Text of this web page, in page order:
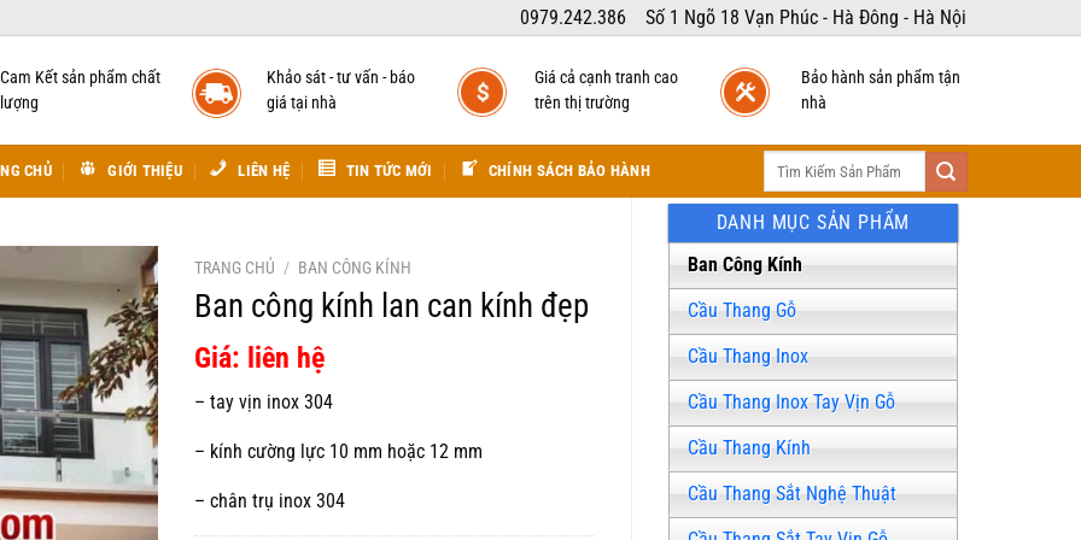
0979.242.386 Số 1 Ngõ 18 Vạn Phúc - Hà Đông - Hà Nội
Cam Kết sản phẩm chất
lượng
Khảo sát - tư vấn - báo
giá tại nhà
Giá cả cạnh tranh cao
trên thị trường
Bảo hành sản phẩm tận
nhà
CHỦ GIỚI THIỆU LIÊN HỆ TIN TỨC MỚI CHÍNH SÁCH BẢO HÀNH
DANH MỤC SẢN PHẨM
Ban Công Kính
Cầu Thang Gỗ
Cầu Thang Inox
Cầu Thang Inox Tay Vịn Gỗ
Cầu Thang Kính
Cầu Thang Sắt Nghệ Thuật
TRANG CHỦ / BAN CÔNG KÍNH
Ban công kính lan can kính đẹp
Giá: liên hệ
– tay vịn inox 304
– kính cường lực 10 mm hoặc 12 mm
– chân trụ inox 304